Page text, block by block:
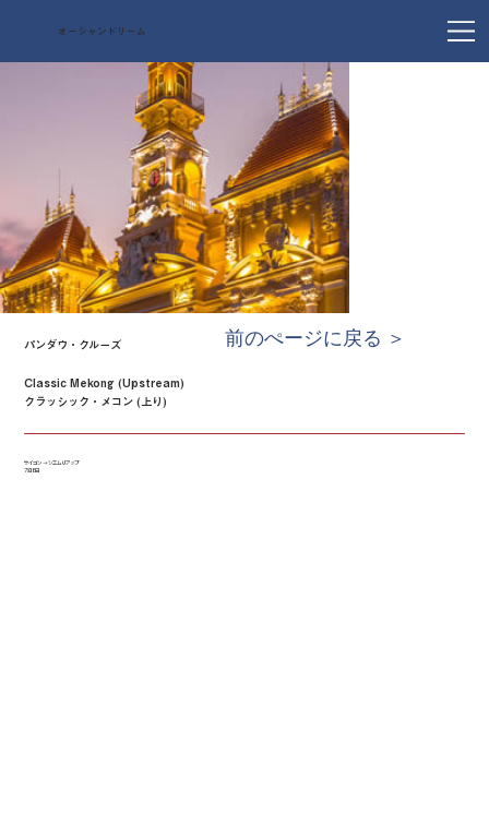
オーシャンドリーム
パンダウ・クルーズ
Classic Mekong (Upstream)
クラッシック・メコン (上り)
サイゴン → シエムリアップ
7泊8日
前のぺージに戻る ＞